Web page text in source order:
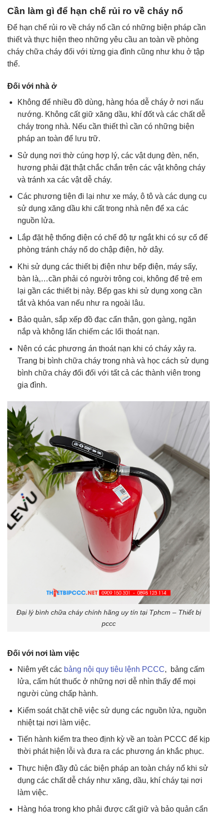
Cần làm gì để hạn chế rủi ro về cháy nổ
Để hạn chế rủi ro về cháy nổ cần có những biện pháp cần
thiết và thực hiện theo những yêu cầu an toàn về phòng
cháy chữa cháy đối với từng gia đình cũng như khu ở tập
thể.
Đối với nhà ở
Không để nhiều đồ dùng, hàng hóa dễ cháy ở nơi nấu
nướng. Không cất giữ xăng dầu, khí đốt và các chất dễ
cháy trong nhà. Nếu cần thiết thì cần có những biện
pháp an toàn để lưu trữ.
Sử dụng nơi thờ cúng hợp lý, các vật dụng đèn, nến,
hương phải đặt thật chắc chắn trên các vật không cháy
và tránh xa các vật dễ cháy.
Các phương tiện đi lại như xe máy, ô tô và các dụng cụ
sử dụng xăng dầu khi cất trong nhà nên để xa các
nguồn lửa.
Lắp đặt hệ thống điện có chế độ tự ngắt khi có sự cố để
phòng tránh cháy nổ do chập điện, hở dây.
Khi sử dụng các thiết bị điện như bếp điện, máy sấy,
bàn là,…cần phải có người trông coi, không để trẻ em
lại gần các thiết bị này. Bếp gas khi sử dụng xong cần
tắt và khóa van nếu như ra ngoài lâu.
Bảo quản, sắp xếp đồ đạc cẩn thận, gọn gàng, ngăn
nắp và không lấn chiếm các lối thoát nạn.
Nên có các phương án thoát nạn khi có cháy xảy ra.
Trang bị bình chữa cháy trong nhà và học cách sử dụng
bình chữa cháy đối đối với tất cả các thành viên trong
gia đình.
Đại lý bình chữa cháy chính hãng uy tín tại Tphcm – Thiết bị
pccc
Đối với nơi làm việc
Niêm yết các bảng nội quy tiêu lệnh PCCC, bảng cấm
lửa, cấm hút thuốc ở những nơi dễ nhìn thấy để mọi
người cùng chấp hành.
Kiểm soát chặt chẽ việc sử dụng các nguồn lửa, nguồn
nhiệt tại nơi làm việc.
Tiến hành kiểm tra theo định kỳ về an toàn PCCC để kịp
thời phát hiện lỗi và đưa ra các phương án khắc phục.
Thực hiện đầy đủ các biện pháp an toàn cháy nổ khi sử
dụng các chất dễ cháy như xăng, dầu, khí cháy tại nơi
làm việc.
Hàng hóa trong kho phải được cất giữ và bảo quản cẩn